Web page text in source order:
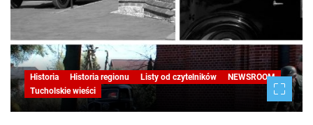
Historia Historia regionu Listy od czytelników
NEWSROOM
Tucholskie wieści